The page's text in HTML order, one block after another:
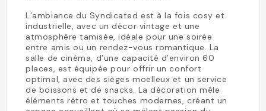
L’ambiance du Syndicated est à la fois cosy et
industrielle, avec un décor vintage et une
atmosphère tamisée, idéale pour une soirée
entre amis ou un rendez-vous romantique. La
salle de cinéma, d’une capacité d’environ 60
places, est équipée pour offrir un confort
optimal, avec des sièges moelleux et un service
de boissons et de snacks. La décoration mêle
éléments rétro et touches modernes, créant un